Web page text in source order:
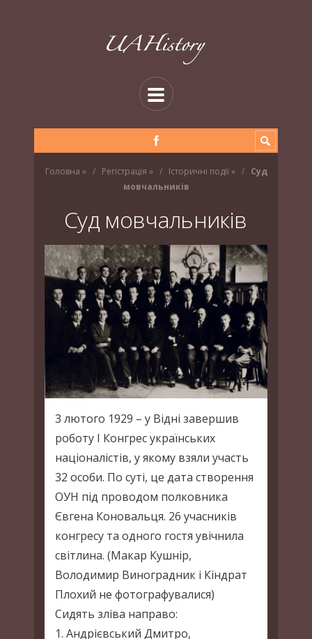
Головна » Регістрація » Історичні події»
Суд
мовчальників
Суд мовчальників
3 лютого 1929 – у Відні завершив
роботу І Конгрес українських
націоналістів, у якому взяли участь
32 особи. По суті, це дата створення
ОУН під проводом полковника
Євгена Коновальця. 26 учасників
конгресу та одного гостя увічнила
світлина. (Макар Кушнір,
Володимир Виноградник і Кіндрат
Плохий не фотографувалися)
Сидять зліва направо:
1. Андрієвський Дмитро,